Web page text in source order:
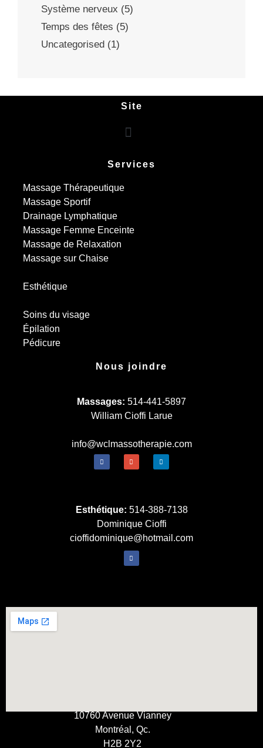
Système nerveux (5)
Temps des fêtes (5)
Uncategorised (1)
Site
Services
Massage Thérapeutique
Massage Sportif
Drainage Lymphatique
Massage Femme Enceinte
Massage de Relaxation
Massage sur Chaise
Esthétique
Soins du visage
Épilation
Pédicure
Nous joindre
Massages: 514-441-5897
William Cioffi Larue
info@wclmassotherapie.com
Esthétique: 514-388-7138
Dominique Cioffi
cioffidominique@hotmail.com
10760 Avenue Vianney
Montréal, Qc.
H2B 2Y2